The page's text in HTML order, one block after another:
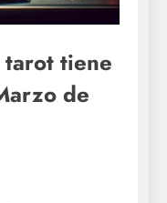
tiene
de